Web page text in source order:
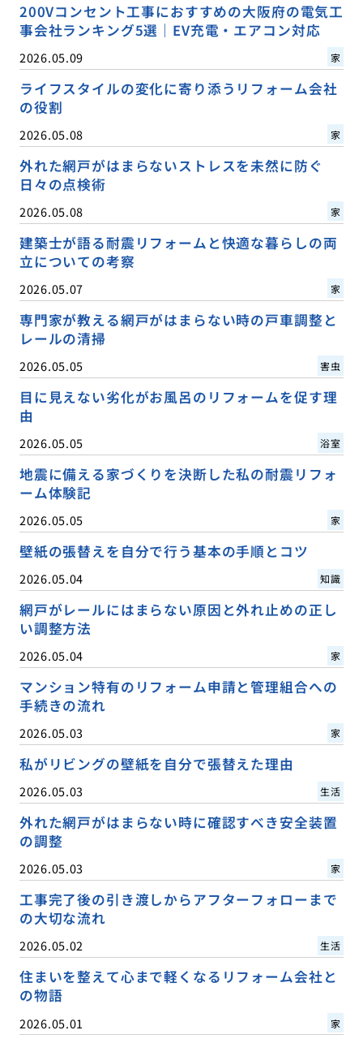
200Vコンセント工事におすすめの大阪府の電気工
事会社ランキング5選｜EV充電・エアコン対応
2026.05.09 家
ライフスタイルの変化に寄り添うリフォーム会社
の役割
2026.05.08 家
外れた網戸がはまらないストレスを未然に防ぐ
日々の点検術
2026.05.08 家
建築士が語る耐震リフォームと快適な暮らしの両
立についての考察
2026.05.07 家
専門家が教える網戸がはまらない時の戸車調整と
レールの清掃
2026.05.05 害虫
目に見えない劣化がお風呂のリフォームを促す理
由
2026.05.05 浴室
地震に備える家づくりを決断した私の耐震リフォ
ーム体験記
2026.05.05 家
壁紙の張替えを自分で行う基本の手順とコツ
2026.05.04 知識
網戸がレールにはまらない原因と外れ止めの正し
い調整方法
2026.05.04 家
マンション特有のリフォーム申請と管理組合への
手続きの流れ
2026.05.03 家
私がリビングの壁紙を自分で張替えた理由
2026.05.03 生活
外れた網戸がはまらない時に確認すべき安全装置
の調整
2026.05.03 家
工事完了後の引き渡しからアフターフォローまで
の大切な流れ
2026.05.02 生活
住まいを整えて心まで軽くなるリフォーム会社と
の物語
2026.05.01 家